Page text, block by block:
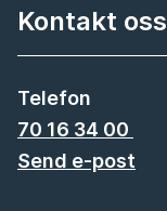
Kontakt oss
Telefon
70 16 34 00
Send e-post